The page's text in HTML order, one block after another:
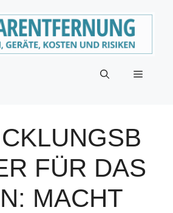
Menü
FÜR DAS
MACHT